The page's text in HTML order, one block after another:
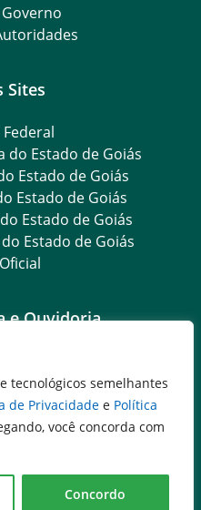
tecnológicos semelhantes
de Privacidade e Política
você concorda com
Concordo
Sites
do Estado de Goiás
Estado de Goiás
Estado de Goiás
Estado de Goiás
Estado de Goiás
e Ouvidoria
Goiás
ao Cidadão
(Expresso)
(Presencial)